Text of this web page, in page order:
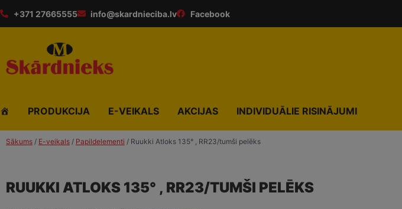
+371 27665555 info@skardnieciba.lv Facebook
PRODUKCIJA E-VEIKALS AKCIJAS INDIVIDUĀLIE RISINĀJUMI
Sākums / E-veikals / Papildelementi / Ruukki Atloks 135° , RR23/tumši pelēks
RUUKKI ATLOKS 135° , RR23/TUMŠI PELĒKS